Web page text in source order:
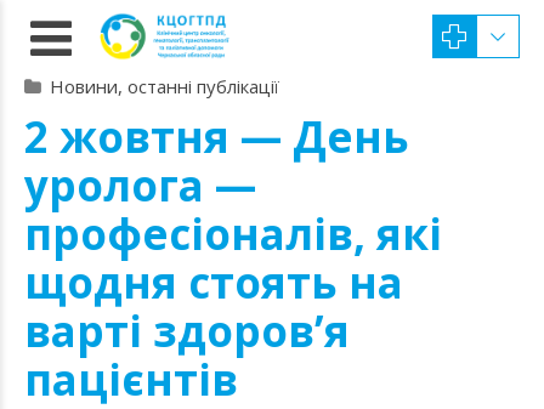
Новини, останні публікації
2 жовтня — День
уролога —
професіоналів, які
щодня стоять на
варті здоров’я
пацієнтів